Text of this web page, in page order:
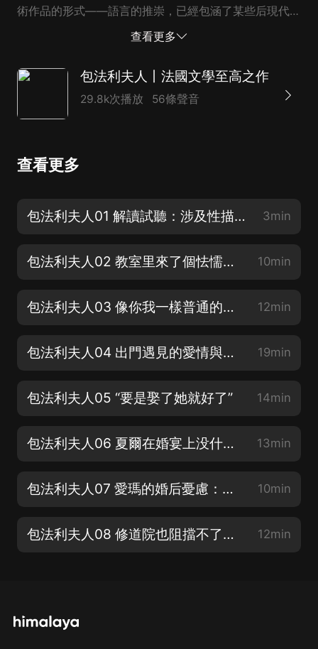
術作品的形式——語言的推崇，已經包涵了某些后現代意
識。新小說作家極力推崇福樓拜對現實主義的創新，並進
學特有...
查看更多
包法利夫人丨法國文學至高之作
29.8k次播放 56條聲音
查看更多
包法利夫人01 解讀試聽：涉及性描寫的小說要一棒子打死嗎？ 3min
包法利夫人02 教室里來了個怯懦的新同學 10min
包法利夫人03 像你我一樣普通的夏爾·包法利 12min
包法利夫人04 出門遇見的愛情與死亡事件 19min
包法利夫人05 “要是娶了她就好了” 14min
包法利夫人06 夏爾在婚宴上没什麼上佳表現 13min
包法利夫人07 愛瑪的婚后憂慮：結婚等於幸福嗎？ 10min
包法利夫人08 修道院也阻擋不了童年的叛逆與幻想 12min